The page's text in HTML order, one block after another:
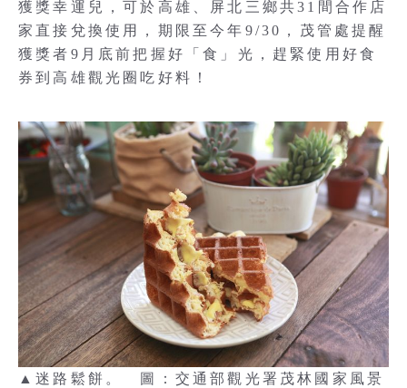
獲獎幸運兒，可於高雄、屏北三鄉共31間合作店
家直接兌換使用，期限至今年9/30，茂管處提醒
獲獎者9月底前把握好「食」光，趕緊使用好食
券到高雄觀光圈吃好料！
▲迷路鬆餅。 圖：交通部觀光署茂林國家風景